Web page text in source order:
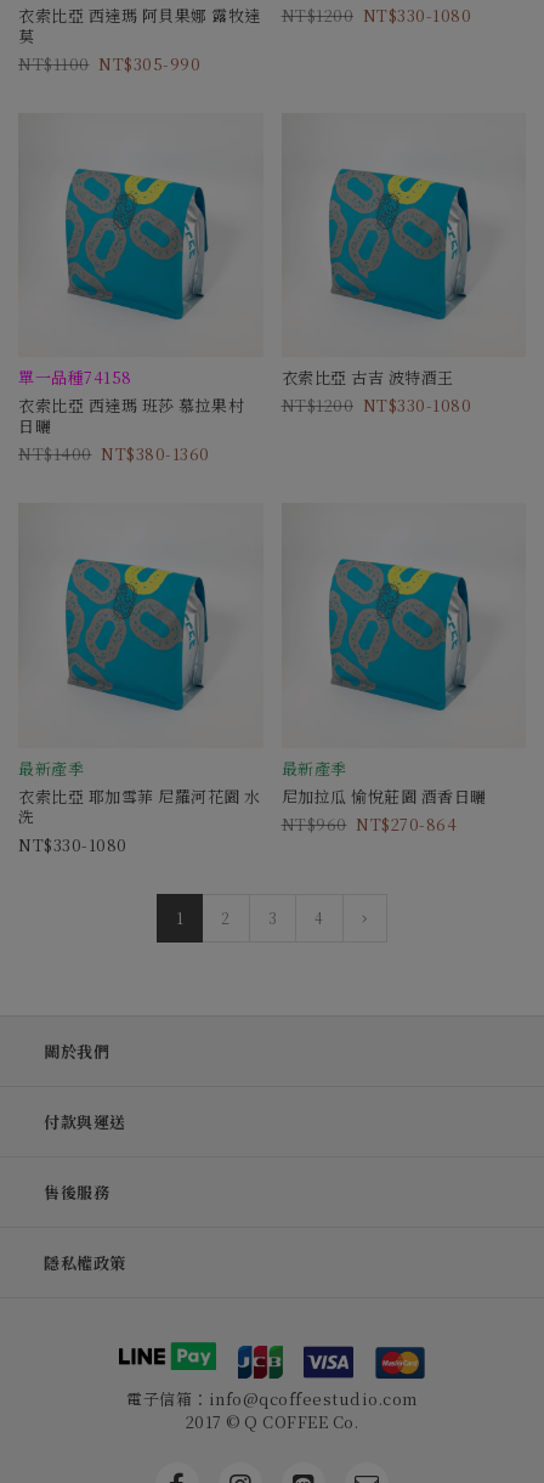
衣索比亞 西達瑪 阿貝果娜 露牧達
莫
1100
305-990
1200
330-1080
單一品種74158
衣索比亞 西達瑪 班莎 慕拉果村
日曬
1400
380-1360
衣索比亞 古吉 波特酒王
1200
330-1080
最新產季
衣索比亞 耶加雪菲 尼羅河花園 水
洗
330-1080
最新產季
尼加拉瓜 愉悅莊園 酒香日曬
960
270-864
1 2 3 4
關於我們
付款與運送
售後服務
隱私權政策
電子信箱：info@qcoffeestudio.com
2017 © Q COFFEE Co.